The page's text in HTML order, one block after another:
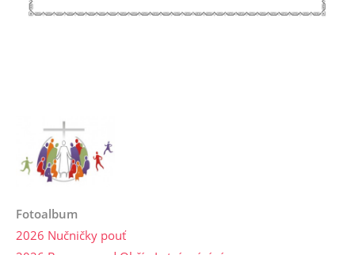
Fotoalbum
2026 Nučničky pouť